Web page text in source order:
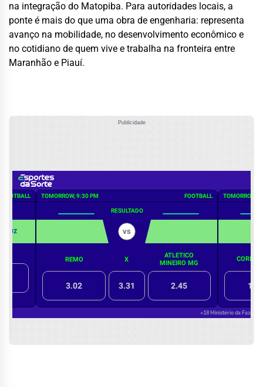
na integração do Matopiba. Para autoridades locais, a
ponte é mais do que uma obra de engenharia: representa
avanço na mobilidade, no desenvolvimento econômico e
no cotidiano de quem vive e trabalha na fronteira entre
Maranhão e Piauí.
Publicidade